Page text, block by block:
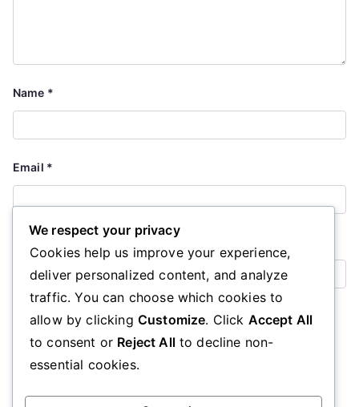
Name *
Email *
Save my name, email, and website in this browser for the
next time I comment.
We respect your privacy
Cookies help us improve your experience,
deliver personalized content, and analyze
traffic. You can choose which cookies to
allow by clicking Customize. Click Accept All
to consent or Reject Allto decline non-
essential cookies.